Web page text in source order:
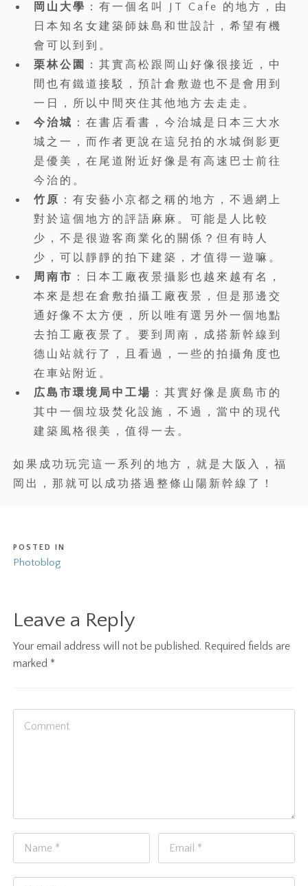
岡山大學 ：有一個名叫 JT Cafe 的地方，由
日本知名女建築師妹島和世設計，希望有機
會可以到到。
栗林公園
：其實高松跟岡山好像很接近，中
間也有鐵道接駁，預計倉敷遊也不是會用到
一日，所以中間夾住其他地方去走走。
今治城 ：在書店看書，今治城是日本三大水
城之一，而作者更說在這兒拍的水城倒影更
是優美，在尾道附近好像是有高速巴士前往
今治的。
竹原 ：有安藝小京都之稱的地方，不過網上
對於這個地方的評語麻麻。可能是人比較
少，不是很遊客商業化的關係？但有時人
少，可以靜靜的拍下建築，才值得一遊嘛。
周南市 ：日本工廠夜景攝影也越來越有名，
本來是想在倉敷拍攝工廠夜景，但是那邊交
通好像不太方便，所以唯有選另外一個地點
去拍工廠夜景了。要到周南，成搭新幹線到
德山站就行了，且看過，一些的拍攝角度也
在車站附近。
広島市環境局中工場 ：其實好像是廣島市的
其中一個垃圾焚化設施，不過，當中的現代
建築風格很美，值得一去。
如果成功玩完這一系列的地方，就是大阪入，福
岡出，那就可以成功搭過整條山陽新幹線了！
POSTED IN
Photoblog
Leave a Reply
Your email address will not be published. Required fields are
marked *